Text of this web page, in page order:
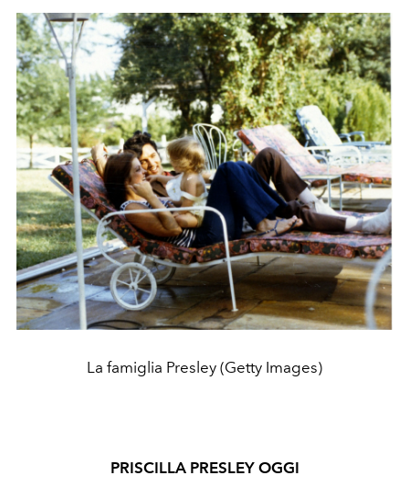
La famiglia Presley (Getty Images)
PRISCILLA PRESLEY OGGI